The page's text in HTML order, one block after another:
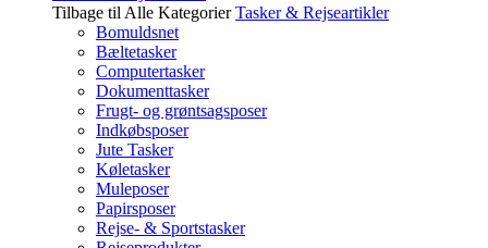
Tilbage til Alle Kategorier Tasker & Rejseartikler
Bomuldsnet
Bæltetasker
Computertasker
Dokumenttasker
Frugt- og grøntsagsposer
Indkøbsposer
Jute Tasker
Køletasker
Muleposer
Papirsposer
Rejse- & Sportstasker